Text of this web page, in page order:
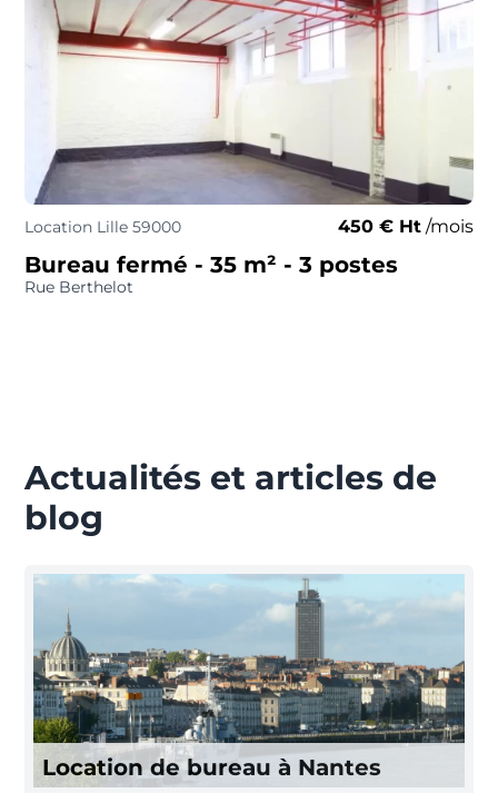
Location Lille 59000 450 € Ht/mois
Bureau fermé - 35 m² - 3 postes
Rue Berthelot
Actualités et articles de
blog
Location de bureau à Nantes